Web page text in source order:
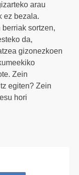
arau
ez bezala.
sortzen,
da,
gizonezkoen
Zein
egiten? Zein
hori